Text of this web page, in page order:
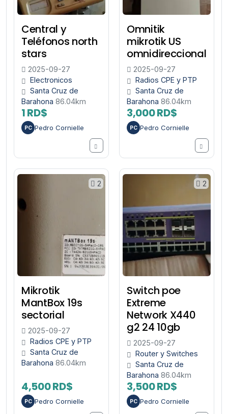
Central y
Teléfonos north
stars
2025-09-27
Electronicos
Santa Cruz de
Barahona 86.04km
1 RD$
PC Pedro Cornielle
Omnitik
mikrotik US
omnidireccional
2025-09-27
Radios CPE y PTP
Santa Cruz de
Barahona 86.04km
3,000 RD$
PC Pedro Cornielle
2
Mikrotik
MantBox 19s
sectorial
2025-09-27
Radios CPE y PTP
Santa Cruz de
Barahona 86.04km
4,500 RD$
PC Pedro Cornielle
2
Switch poe
Extreme
Network X440
g2 24 10gb
2025-09-27
Router y Switches
Santa Cruz de
Barahona 86.04km
3,500 RD$
PC Pedro Cornielle